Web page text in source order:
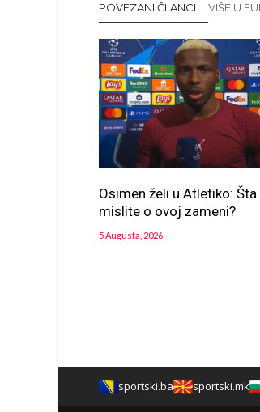
POVEZANI ČLANCI VIŠE U
Osimen želi u Atletiko: Šta
mislite o ovoj zameni?
5 Augusta, 2026
sportski.ba sportski.mk